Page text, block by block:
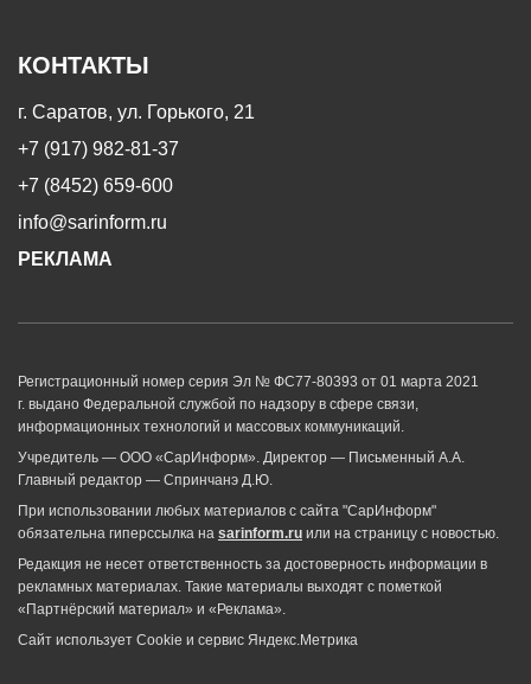
КОНТАКТЫ
г. Саратов, ул. Горького, 21
+7 (917) 982-81-37
+7 (8452) 659-600
info@sarinform.ru
РЕКЛАМА
Регистрационный номер серия Эл № ФС77-80393 от 01 марта 2021
г. выдано Федеральной службой по надзору в сфере связи,
информационных технологий и массовых коммуникаций.
Учредитель — ООО «СарИнформ». Директор — Письменный А.А.
Главный редактор — Спринчанэ Д.Ю.
При использовании любых материалов с сайта "СарИнформ"
обязательна гиперссылка на sarinform.ru или на страницу с новостью.
Редакция не несет ответственность за достоверность информации в
рекламных материалах. Такие материалы выходят с пометкой
«Партнёрский материал» и «Реклама».
Сайт использует Cookie и сервиc Яндекс.Метрика